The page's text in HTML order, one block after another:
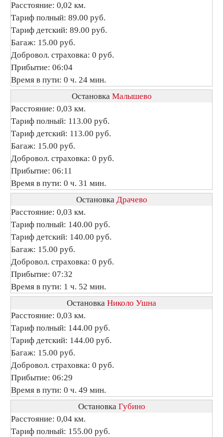
Расстояние: 0,02 км.
Тариф полный: 89.00 руб.
Тариф детский: 89.00 руб.
Багаж: 15.00 руб.
Добровол. страховка: 0 руб.
Прибытие: 06:04
Время в пути: 0 ч. 24 мин.
Остановка Малышево
Расстояние: 0,03 км.
Тариф полный: 113.00 руб.
Тариф детский: 113.00 руб.
Багаж: 15.00 руб.
Добровол. страховка: 0 руб.
Прибытие: 06:11
Время в пути: 0 ч. 31 мин.
Остановка Драчево
Расстояние: 0,03 км.
Тариф полный: 140.00 руб.
Тариф детский: 140.00 руб.
Багаж: 15.00 руб.
Добровол. страховка: 0 руб.
Прибытие: 07:32
Время в пути: 1 ч. 52 мин.
Остановка Николо Ушна
Расстояние: 0,03 км.
Тариф полный: 144.00 руб.
Тариф детский: 144.00 руб.
Багаж: 15.00 руб.
Добровол. страховка: 0 руб.
Прибытие: 06:29
Время в пути: 0 ч. 49 мин.
Остановка Губино
Расстояние: 0,04 км.
Тариф полный: 155.00 руб.